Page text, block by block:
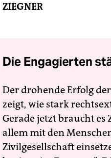
ZIEGNER
Die Engagierten
Der drohende Erfolg
zeigt, wie stark
Gerade jetzt braucht
allem mit den
Zivilgesellschaft